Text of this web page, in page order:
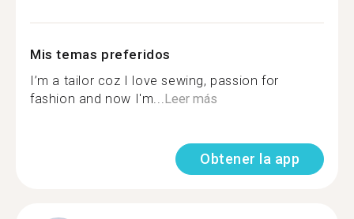
Mis temas preferidos
I’m a tailor coz I love sewing, passion for
fashion and now I'm...Leer más
Obtener la app